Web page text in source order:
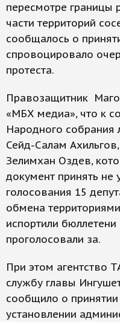
пересмотре границы
части территорий
сообщалось о
спровоцировало
протеста.
Правозащитник
«МБХ медиа», что к
Народного
Сейд-Салам
Зелимхан Оздев,
документ принять не
голосования 15
обмена
испортили бюллетени
проголосовали за.
При этом агентство
службу главы
сообщило о
установлении